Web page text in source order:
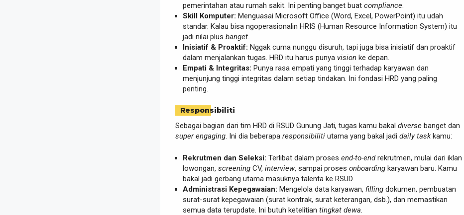
pemerintahan atau rumah sakit. Ini penting banget buat compliance
Skill Komputer: Menguasai Microsoft Office (Word, Excel, PowerPoint) itu udah
standar. Kalau bisa ngoperasionalin HRIS (Human Resource Information System) itu
jadi nilai plus banget
Inisiatif & Proaktif: Nggak cuma nunggu disuruh, tapi juga bisa inisiatif dan proaktif
dalam menjalankan tugas. HRD itu harus punya vision ke depan.
Empati & Integritas: Punya rasa empati yang tinggi terhadap karyawan dan
menjunjung tinggi integritas dalam setiap tindakan. Ini fondasi HRD yang paling
penting.
Responsibiliti
Sebagai bagian dari tim HRD di RSUD Gunung Jati, tugas kamu bakal diverse banget dan
super engaging. Ini dia beberapa responsibiliti utama yang bakal jadi daily taskkamu:
Rekrutmen dan Seleksi: Terlibat dalam proses end-to-endrekrutmen, mulai dari iklan
lowongan, screening CV, interview, sampai proses onboarding karyawan baru. Kamu
bakal jadi gerbang utama masuknya talenta ke RSUD.
Administrasi Kepegawaian: Mengelola data karyawan, filling dokumen, pembuatan
surat-surat kepegawaian (surat kontrak, surat keterangan, dsb.), dan memastikan
semua data terupdate. Ini butuh ketelitian tingkat dewa